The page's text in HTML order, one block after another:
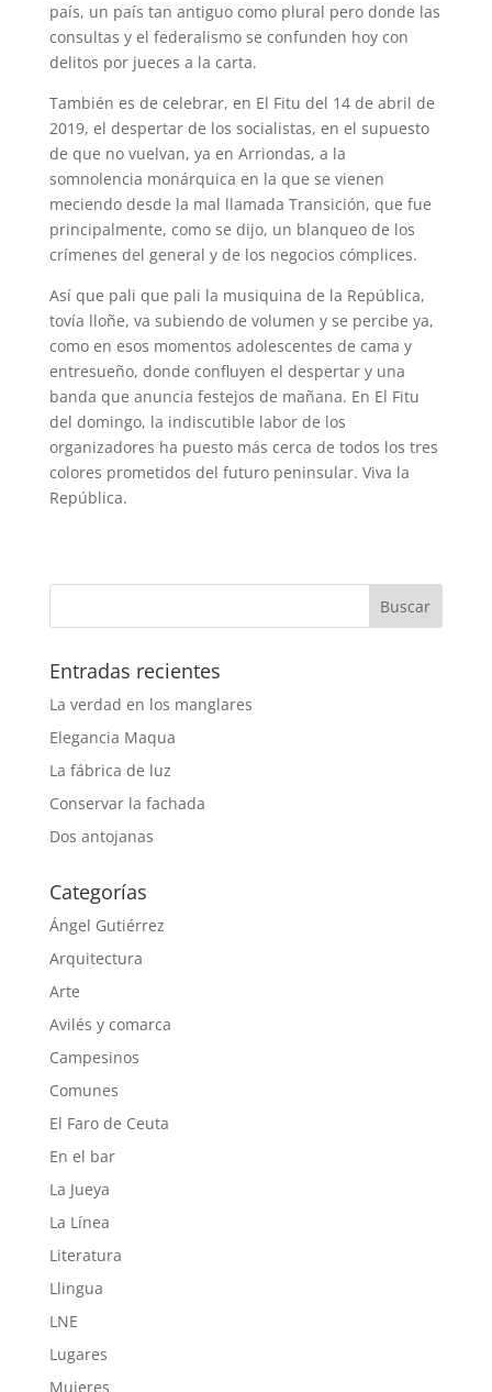
país, un país tan antiguo como plural pero donde las
consultas y el federalismo se confunden hoy con
delitos por jueces a la carta.
También es de celebrar, en El Fitu del 14 de abril de
2019, el despertar de los socialistas, en el supuesto
de que no vuelvan, ya en Arriondas, a la
somnolencia monárquica en la que se vienen
meciendo desde la mal llamada Transición, que fue
principalmente, como se dijo, un blanqueo de los
crímenes del general y de los negocios cómplices.
Así que pali que pali la musiquina de la República,
tovía lloñe, va subiendo de volumen y se percibe ya,
como en esos momentos adolescentes de cama y
entresueño, donde confluyen el despertar y una
banda que anuncia festejos de mañana. En El Fitu
del domingo, la indiscutible labor de los
organizadores ha puesto más cerca de todos los tres
colores prometidos del futuro peninsular. Viva la
República.
Entradas recientes
La verdad en los manglares
Elegancia Maqua
La fábrica de luz
Conservar la fachada
Dos antojanas
Categorías
Ángel Gutiérrez
Arquitectura
Arte
Avilés y comarca
Campesinos
Comunes
El Faro de Ceuta
En el bar
La Jueya
La Línea
Literatura
Llingua
LNE
Lugares
Mujeres